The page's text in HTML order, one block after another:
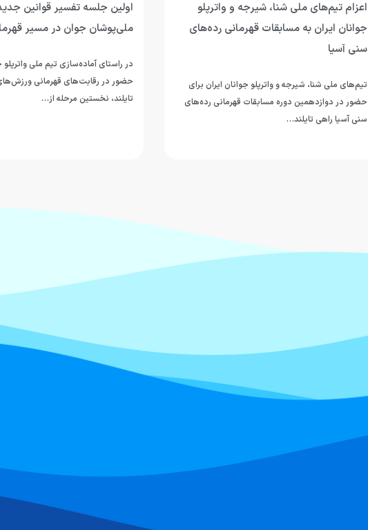
اعزام تیم‌های ملی شنا، شیرجه و واترپلو
جوانان ایران به مسابقات قهرمانی رده‌های
سنی آسیا
تیم‌های ملی شنا، شیرجه و واترپلو جوانان ایران برای
حضور در دوازدهمین دوره مسابقات قهرمانی رده‌های
سنی آسیا راهی تایلند…
اولین جلسه تفسیر قوانین
ملی‌پوشان جوان در مسیر
در راستای آماده‌سازی تیم ملی واترپلو
حضور در رقابت‌های قهرمانی
تایلند، نخستین مرحله از…